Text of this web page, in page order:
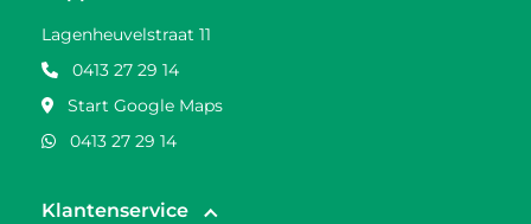
Lagenheuvelstraat 11
0413 27 29 14
Start Google Maps
0413 27 29 14
Klantenservice